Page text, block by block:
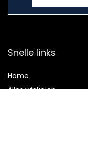
Snelle links
Home
Alles winkelen